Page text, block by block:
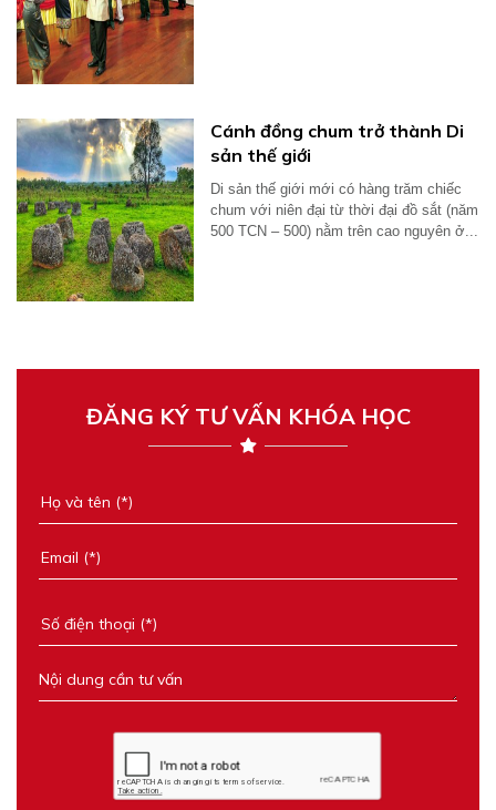
Cánh đồng chum trở thành Di
sản thế giới
Di sản thế giới mới có hàng trăm chiếc
chum với niên đại từ thời đại đồ sắt (năm
500 TCN – 500) nằm trên cao nguyên ở...
ĐĂNG KÝ TƯ VẤN KHÓA HỌC